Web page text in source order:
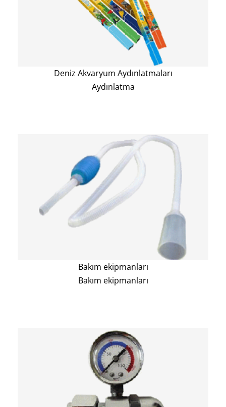
Deniz Akvaryum Aydınlatmaları
Aydınlatma
Bakım ekipmanları
Bakım ekipmanları